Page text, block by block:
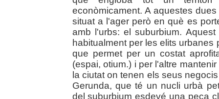
econòmicament. A aquestes
situat a l'ager però en què es
amb l'urbs: el suburbium.
habitualment per les elits
que permet per un costat
(espai, otium.) i per l'altre
la ciutat on tenen els seus
Gerunda, que té un nucli urbà
del suburbium esdevé una peça